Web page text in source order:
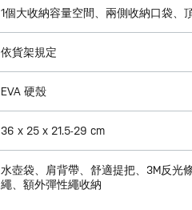
1個大收納容量空間、兩側收納口袋、
依貨架規定
EVA 硬殼
36 x 25 x 21.5-29 cm
水壺袋、肩背帶、舒適提把、3M反光
繩、額外彈性繩收納